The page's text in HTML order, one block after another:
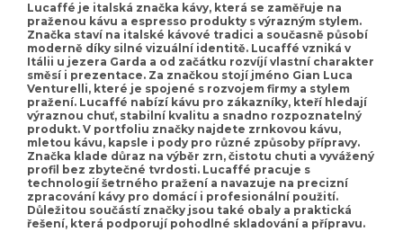
Lucaffé je italská značka kávy, která se zaměřuje na
praženou kávu a espresso produkty s výrazným stylem.
Značka staví na italské kávové tradici a současně působí
moderně díky silné vizuální identitě. Lucaffé vzniká v
Itálii u jezera Garda a od začátku rozvíjí vlastní charakter
směsí i prezentace. Za značkou stojí jméno Gian Luca
Venturelli, které je spojené s rozvojem firmy a stylem
pražení. Lucaffé nabízí kávu pro zákazníky, kteří hledají
výraznou chuť, stabilní kvalitu a snadno rozpoznatelný
produkt. V portfoliu značky najdete zrnkovou kávu,
mletou kávu, kapsle i pody pro různé způsoby přípravy.
Značka klade důraz na výběr zrn, čistotu chuti a vyvážený
profil bez zbytečné tvrdosti. Lucaffé pracuje s
technologií šetrného pražení a navazuje na precizní
zpracování kávy pro domácí i profesionální použití.
Důležitou součástí značky jsou také obaly a praktická
řešení, která podporují pohodlné skladování a přípravu.